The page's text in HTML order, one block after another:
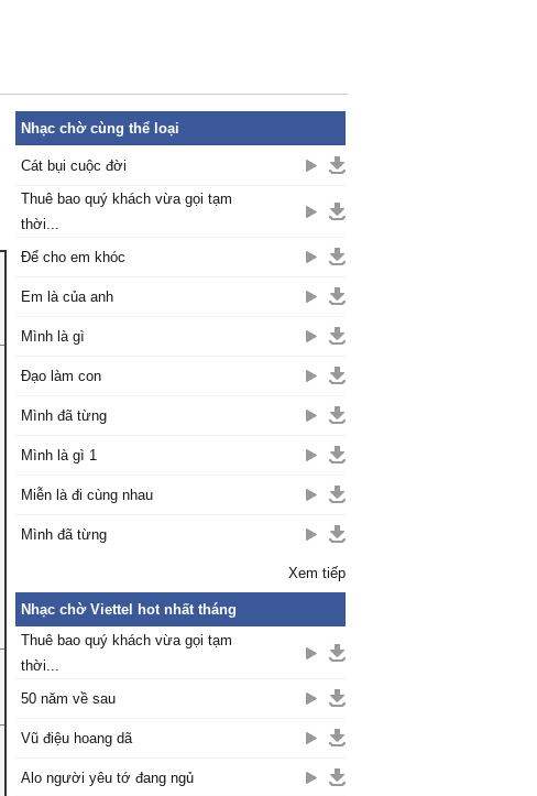
Nhạc chờ cùng thể loại
Cát bụi cuộc đời
Thuê bao quý khách vừa gọi tạm
thời...
Để cho em khóc
Em là của anh
Mình là gì
Đạo làm con
Mình đã từng
Mình là gì 1
Miễn là đi cùng nhau
Mình đã từng
Xem tiếp
Nhạc chờ Viettel hot nhất tháng
Thuê bao quý khách vừa gọi tạm
thời...
50 năm về sau
Vũ điệu hoang dã
Alo người yêu tớ đang ngủ